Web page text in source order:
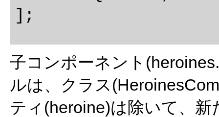
子コンポーネント
ルは、クラス
ティ(heroine)は除いて、